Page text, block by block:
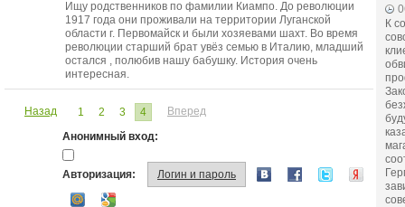
Ищу родственников по фамилии Киампо. До революции
1917 года они проживали на территории Луганской
области г. Первомайск и были хозяевами шахт. Во время
революции старший брат увёз семью в Италию, младший
остался , полюбив нашу бабушку. История очень
интересная.
Назад 1 2 3 4
Вперед
Анонимный вход:
Авторизация: Логин и пароль
К